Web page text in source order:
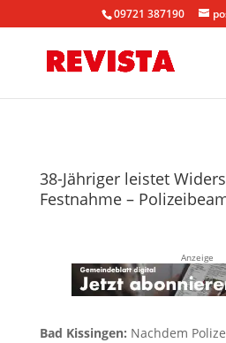
09721 387190
38-Jähriger leistet
Festnahme –
Anzeige
Bad Kissingen: Nachdem